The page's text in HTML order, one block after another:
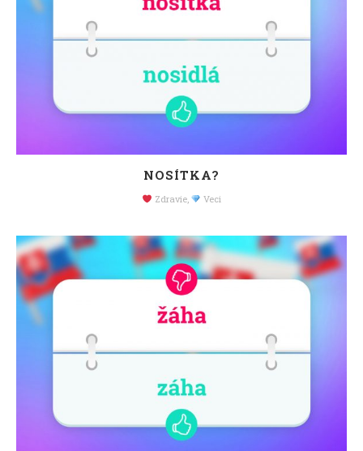
NOSÍTKA?
Zdravie, Veci